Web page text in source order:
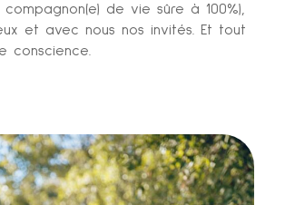
de vie sûre à 100%),
et avec nous nos invités. Et tout
conscience.